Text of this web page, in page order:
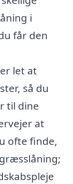
i
får den
let at
så du
til dine
at
ofte finde,